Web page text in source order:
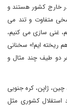
در خارج کشور هستند و
متفاوت و تند می
غنی سازی می کنیم،
ریخته ایم!» سخنانی
دو طیف چند مثال و
ژاپن، کره جنوبی
استقلال کشوری مثل